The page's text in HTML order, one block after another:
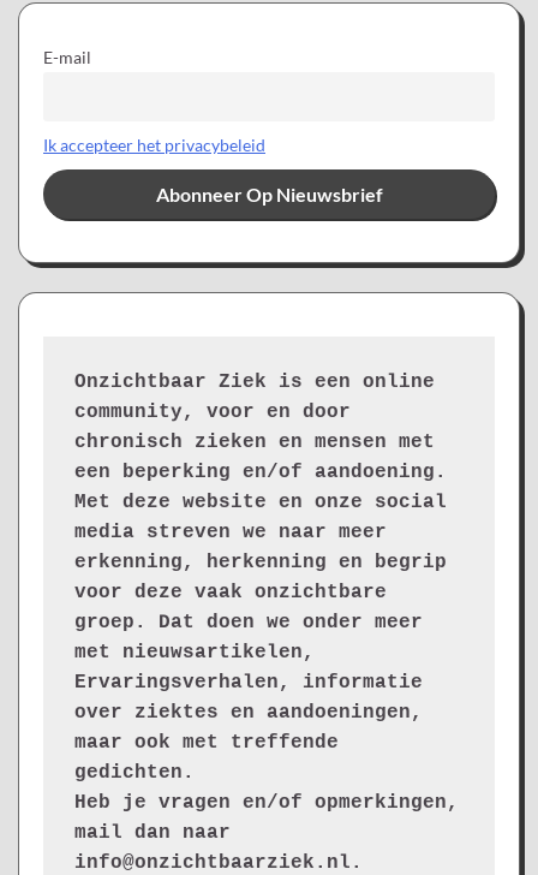
E-mail
Ik accepteer het privacybeleid
Onzichtbaar Ziek is een online
community, voor en door
chronisch zieken en mensen met
een beperking en/of aandoening.
Met deze website en onze social
media streven we naar meer
erkenning, herkenning en begrip
voor deze vaak onzichtbare
groep. Dat doen we onder meer
met nieuwsartikelen,
Ervaringsverhalen, informatie
over ziektes en aandoeningen,
maar ook met treffende
gedichten.
Heb je vragen en/of opmerkingen,
mail dan naar
info@onzichtbaarziek.nl.